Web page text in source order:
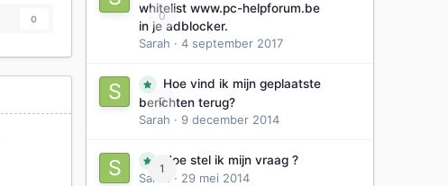
0 0
whitelist www.pc-helpforum.be
in je adblocker.
Sarah · 4 september 2017
0
Hoe vind ik mijn geplaatste
berichten terug?
Sarah · 9 december 2014
1
Hoe stel ik mijn vraag ?
Sarah
· 29 mei 2014